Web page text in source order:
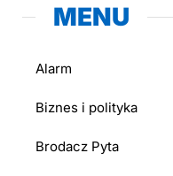
MENU
Alarm
Biznes i polityka
Brodacz Pyta